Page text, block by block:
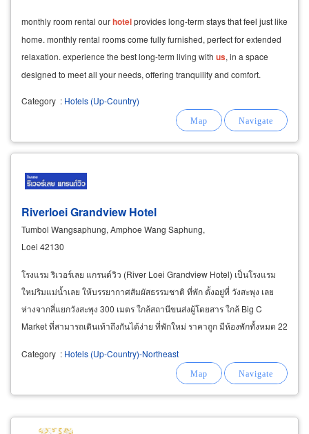
monthly room rental ourhotelprovides long-term stays that feel just like
home. monthly rental rooms come fully furnished, perfect for extended
relaxation. experience the best long-term living with us, in a space
designed to meet all your needs, offering tranquility and comfort.
Category : Hotels (Up-Country)
Riverloei Grandview Hotel
Tumbol Wangsaphung, Amphoe Wang Saphung,
Loei 42130
โรงแรม ริเวอร์เลย แกรนด์วิว (River Loei Grandview Hotel) เป็นโรงแรม
ใหม่ริมแม่น้ำเลย ให้บรรยากาศสัมผัสธรรมชาติ ที่พัก ตั้งอยู่ที่ วังสะพุง เลย
ห่างจากสี่แยกวังสะพุง 300 เมตร ใกล้สถานีขนส่งผู้โดยสาร ใกล้ Big C
Market ที่สามารถเดินเท้าถึงกันได้ง่าย ที่พักใหม่ ราคาถูก มีห้องพักทั้งหมด 22
Category : Hotels (Up-Country)-Northeast